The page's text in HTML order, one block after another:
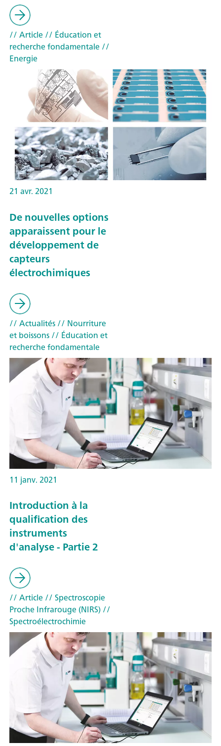
// Article// Éducation et
recherche fondamentale//
Energie
21 avr. 2021
De nouvelles options
apparaissent pour le
développement de
capteurs
électrochimiques
// Actualités// Nourriture
et boissons// Éducation et
recherche fondamentale
11 janv. 2021
Introduction à la
qualification des
instruments
d'analyse - Partie 2
// Article// Spectroscopie
Proche Infrarouge (NIRS)//
Spectroélectrochimie